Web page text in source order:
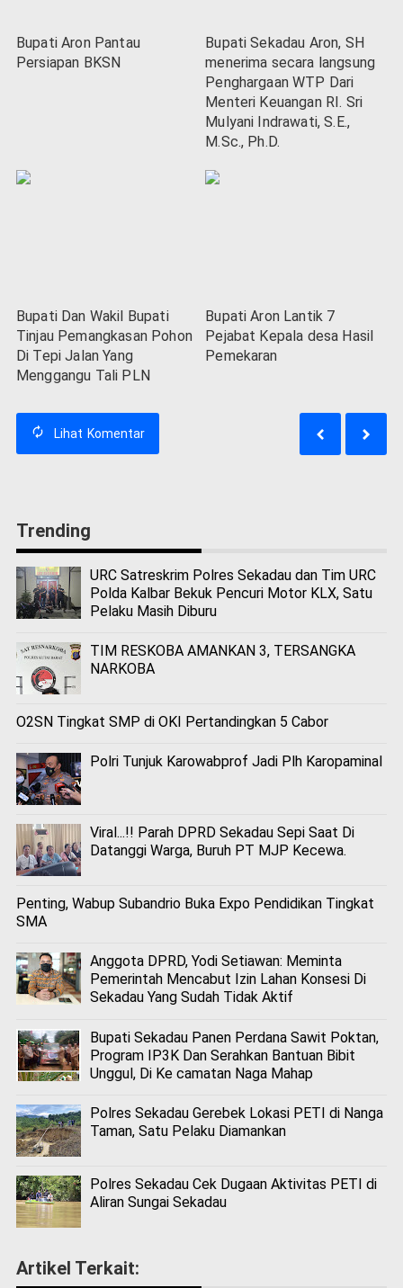
Bupati Aron Pantau
Persiapan BKSN
Bupati Sekadau Aron, SH
menerima secara langsung
Penghargaan WTP Dari
Menteri Keuangan RI. Sri
Mulyani Indrawati, S.E.,
M.Sc., Ph.D.
Bupati Dan Wakil Bupati
Tinjau Pemangkasan Pohon
Di Tepi Jalan Yang
Menggangu Tali PLN
Bupati Aron Lantik 7
Pejabat Kepala desa Hasil
Pemekaran
Lihat Komentar
Trending
URC Satreskrim Polres Sekadau dan Tim URC
Polda Kalbar Bekuk Pencuri Motor KLX, Satu
Pelaku Masih Diburu
TIM RESKOBA AMANKAN 3, TERSANGKA
NARKOBA
O2SN Tingkat SMP di OKI Pertandingkan 5 Cabor
Polri Tunjuk Karowabprof Jadi Plh Karopaminal
Viral...!! Parah DPRD Sekadau Sepi Saat Di
Datanggi Warga, Buruh PT MJP Kecewa.
Penting, Wabup Subandrio Buka Expo Pendidikan Tingkat
SMA
Anggota DPRD, Yodi Setiawan: Meminta
Pemerintah Mencabut Izin Lahan Konsesi Di
Sekadau Yang Sudah Tidak Aktif
Bupati Sekadau Panen Perdana Sawit Poktan,
Program IP3K Dan Serahkan Bantuan Bibit
Unggul, Di Ke camatan Naga Mahap
Polres Sekadau Gerebek Lokasi PETI di Nanga
Taman, Satu Pelaku Diamankan
Polres Sekadau Cek Dugaan Aktivitas PETI di
Aliran Sungai Sekadau
Artikel Terkait: